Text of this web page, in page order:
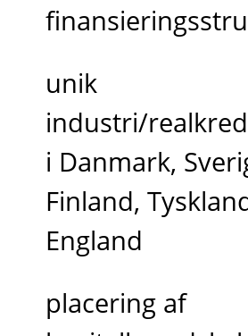
unik
industri/
i Danmark,
Finland,
England
placering af